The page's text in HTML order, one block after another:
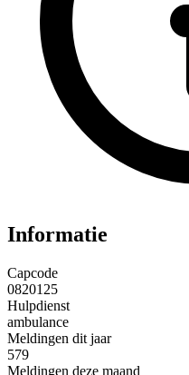
Informatie
Capcode
0820125
Hulpdienst
ambulance
Meldingen dit jaar
579
Meldingen deze maand